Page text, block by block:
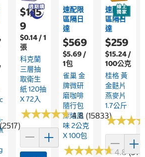
$1,15
9
$0.14 / 1
張
科克蘭
三層抽
取衛生
紙 120抽
X 72入
★★★★★
★★★★★4.8 (15833)
速配限
區隔日
達
$569
$5.69 /
1包
雀巢 金
牌微研
磨咖啡
隨行包
深焙風
味 2公克
X 100包
★★★★★
★★★★★4.8
速配限
區隔日
達
$259
$15.24 /
100公克
桂格 黃
金麩片
燕麥片
1.7公斤
★★★
★★★